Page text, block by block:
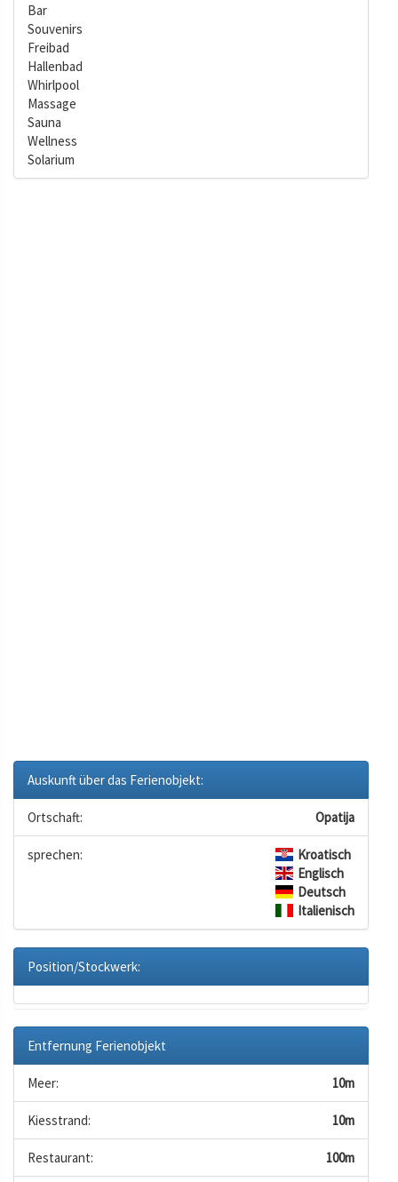
Bar
Souvenirs
Freibad
Hallenbad
Whirlpool
Massage
Sauna
Wellness
Solarium
Auskunft über das Ferienobjekt:
Ortschaft: Opatija
sprechen:
Kroatisch
Englisch
Deutsch
Italienisch
Position/Stockwerk:
Entfernung Ferienobjekt
Meer: 10m
Kiesstrand: 10m
Restaurant: 100m